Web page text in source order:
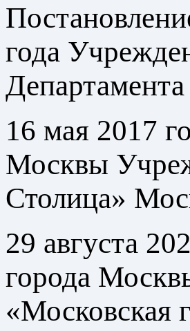
года
16 мая 2017
Москвы
Столица»
29 августа
города
«Московская